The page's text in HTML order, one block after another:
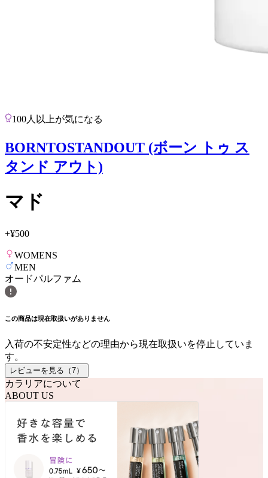
100人以上が気になる
BORNTOSTANDOUT (ボーン トゥ ス
タンド アウト)
マド
+¥500
WOMENS
MEN
オードパルファム
この商品は現在取扱いがありません
入荷の不安定性などの理由から現在取扱いを停止していま
す。
レビューを見る（7）
カラリアについて
ABOUT US